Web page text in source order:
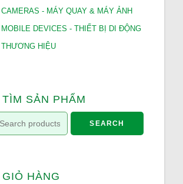
CAMERAS - MÁY QUAY & MÁY ẢNH
MOBILE DEVICES - THIẾT BỊ DI ĐỘNG
THƯƠNG HIỆU
TÌM SẢN PHẨM
SEARCH
GIỎ HÀNG